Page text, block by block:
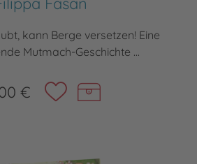
kann Berge versetzen! Eine
Mutmach-Geschichte ...
€